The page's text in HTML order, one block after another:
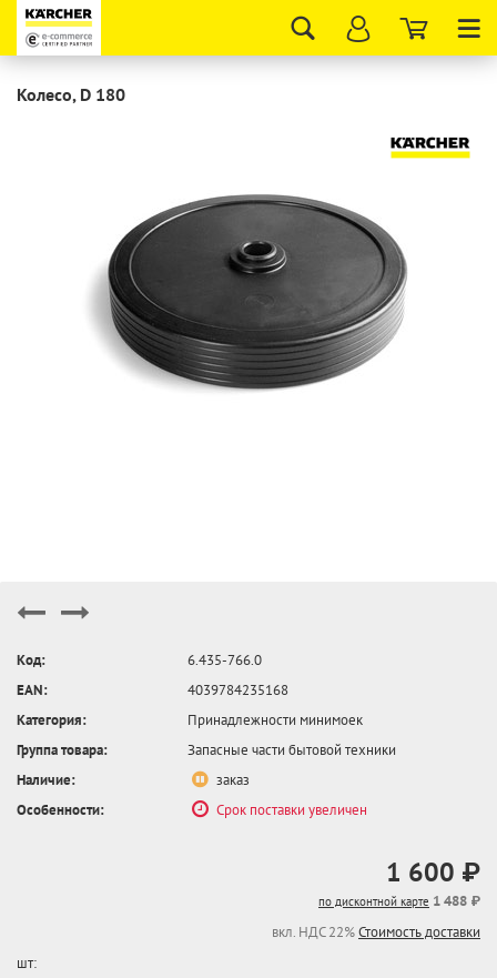
Колесо, D 180
Код:
6.435-766.0
EAN:
4039784235168
Категория:
Принадлежности минимоек
Группа товара:
Запасные части бытовой техники
Наличие:
заказ
Особенности:
Срок поставки увеличен
1 600 ₽
по дисконтной карте 1 488 ₽
вкл. НДС 22%Стоимость доставки
шт: